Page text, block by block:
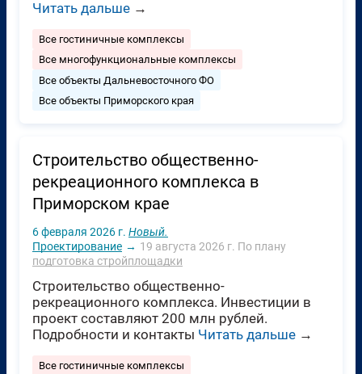
Читать дальше →
Все гостиничные комплексы
Все многофункциональные комплексы
Все объекты Дальневосточного ФО
Все объекты Приморского края
Строительство общественно-
рекреационного комплекса в
Приморском крае
6 февраля 2026 г. Новый.
Проектирование → 19 августа 2026 г. По плану
подготовка стройплощадки
Строительство общественно-
рекреационного комплекса. Инвестиции в
проект составляют 200 млн рублей.
Подробности и контакты Читать дальше →
Все гостиничные комплексы